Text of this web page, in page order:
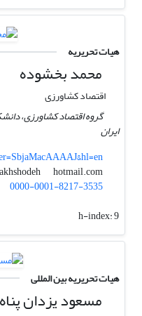
هیات تحریریه
محمد بخشوده
اقتصاد کشاورزی
گروه اقتصاد کشاورزی،
ایران
bakhshodeh
hotmail.com
0000-0001-8217-3535
h-index:9
هیات تحریریه بین المللی
مسعود یزدان پناه